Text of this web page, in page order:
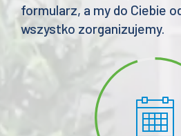
formularz, a my do Ciebie
wszystko zorganizujemy.